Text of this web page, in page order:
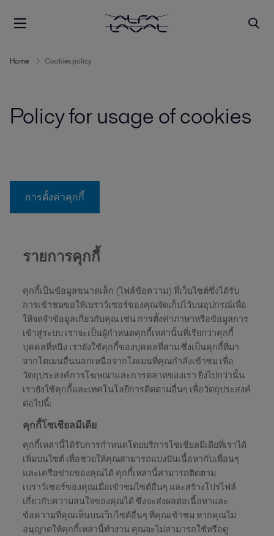
Home Cookies policy
Policy for usage of cookies
การตั้งค่าคุกกี้
รายการคุกกี้
คุกกี้เป็นข้อมูลขนาดเล็ก (ไฟล์ข้อความ) ที่เว็บไซต์ซึ่งได้รับ
การเข้าชมขอให้เบราว์เซอร์ของคุณจัดเก็บไว้บนอุปกรณ์เพื่อ
ให้จดจำข้อมูลเกี่ยวกับคุณ เช่น การตั้งค่าภาษาหรือข้อมูลการ
เข้าสู่ระบบ เราจะเป็นผู้กำหนดคุกกี้เหล่านั้นที่เรียกว่าคุกกี้
บุคคลที่หนึ่ง เรายังใช้คุกกี้ของบุคคลที่สาม ซึ่งเป็นคุกกี้ที่มา
จากโดเมนอื่นนอกเหนือจากโดเมนที่คุณกำลังเข้าชม เพื่อ
วัตถุประสงค์การโฆษณาและการตลาดของเรา ยิ่งไปกว่านั้น
เรายังใช้คุกกี้และเทคโนโลยีการติดตามอื่นๆ เพื่อวัตถุประสงค์
ต่อไปนี้:
คุกกี้โซเชียลมีเดีย
คุกกี้เหล่านี้ได้รับการกำหนดโดยบริการโซเชียลมีเดียที่เราได้
เพิ่มบนไซต์ เพื่อช่วยให้คุณสามารถแบ่งปันเนื้อหากับเพื่อนๆ
และเครือข่ายของคุณได้ คุกกี้เหล่านี้สามารถติดตาม
เบราว์เซอร์ของคุณเมื่อเข้าชมไซต์อื่นๆ และสร้างโปรไฟล์
เกี่ยวกับความสนใจของคุณได้ ซึ่งจะส่งผลต่อเนื้อหาและ
ข้อความที่คุณเห็นบนเว็บไซต์อื่นๆ ที่คุณเข้าชม หากคุณไม่
อนุญาตให้คุกกี้เหล่านี้ทำงาน คุณจะไม่สามารถใช้หรือดู